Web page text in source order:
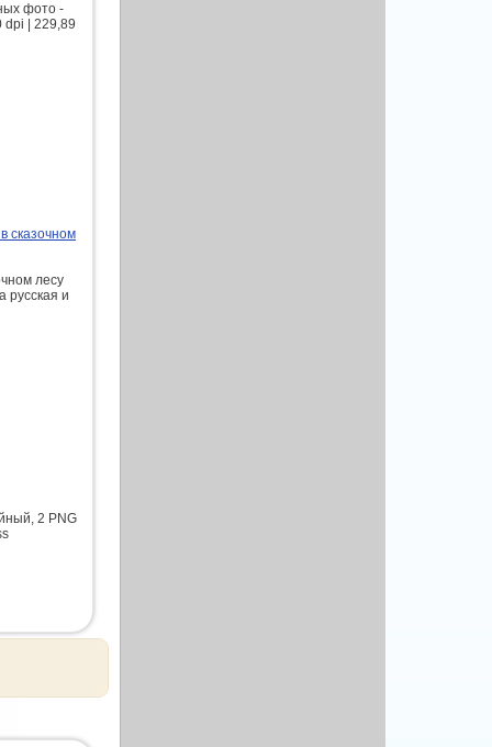
фото -
dpi | 229,89
сказочном
лесу
русская и
2 PNG